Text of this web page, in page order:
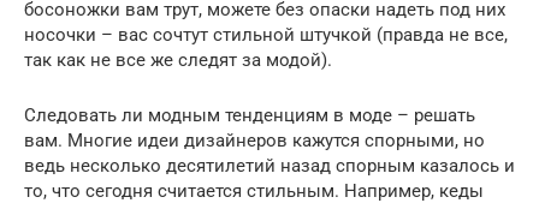
босоножки вам трут, можете без опаски надеть под них
носочки – вас сочтут стильной штучкой (правда не все,
так как не все же следят за модой).
Следовать ли модным тенденциям в моде – решать
вам. Многие идеи дизайнеров кажутся спорными, но
ведь несколько десятилетий назад спорным казалось и
то, что сегодня считается стильным. Например, кеды